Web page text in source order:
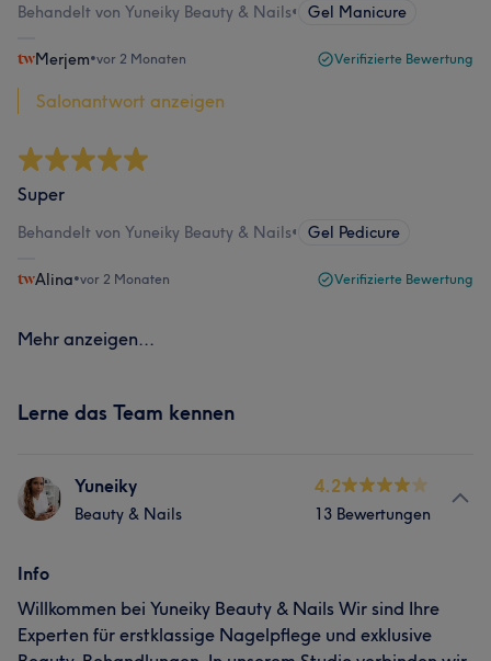
Behandelt von Yuneiky Beauty & Nails• Gel Manicure
Merjem•vor 2 Monaten Verifizierte Bewertung
Salonantwort anzeigen
Super
Behandelt von Yuneiky Beauty & Nails• Gel Pedicure
Alina•vor 2 Monaten Verifizierte Bewertung
Mehr anzeigen...
Lerne das Team kennen
Yuneiky
Beauty & Nails
4.2
13 Bewertungen
Info
Willkommen bei Yuneiky Beauty & Nails Wir sind Ihre
Experten für erstklassige Nagelpflege und exklusive